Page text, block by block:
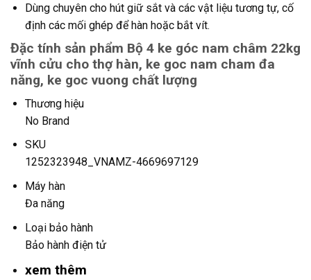
Dùng chuyên cho hút giữ sắt và các vật liệu tương tự, cố
định các mối ghép để hàn hoặc bắt vít.
Đặc tính sản phẩm Bộ 4 ke góc nam châm 22kg
vĩnh cửu cho thợ hàn, ke goc nam cham đa
năng, ke goc vuong chất lượng
Thương hiệu
No Brand
SKU
1252323948_VNAMZ-4669697129
Máy hàn
Đa năng
Loại bảo hành
Bảo hành điện tử
xem thêm